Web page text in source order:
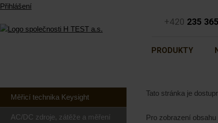
+420 235
PRODUKTY
Přihlášení
Tato stránka je
Pro zobrazení
Měřicí technika Keysight
AC/DC zdroje, zátěže a měření